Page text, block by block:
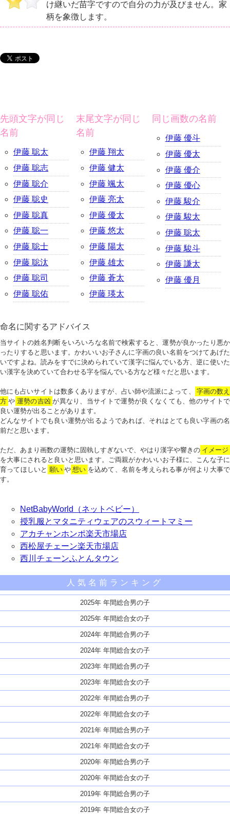
け継いだ苗字ですので自分の力が及びません。家
柄を象徴します。
先頭文字が同じ
名前
伊藤 聡太
伊藤 聡志
伊藤 聡介
伊藤 聡史
伊藤 聡真
伊藤 聡一
伊藤 聡士
伊藤 聡汰
伊藤 聡司
伊藤 聡佑
末尾文字が同じ
名前
伊藤 翔太
伊藤 健太
伊藤 颯太
伊藤 亮太
伊藤 優太
伊藤 悠太
伊藤 陽太
伊藤 雄太
伊藤 蒼太
伊藤 瑛太
同じ画数の名前
伊藤 優斗
伊藤 優太
伊藤 優介
伊藤 優心
伊藤 駿介
伊藤 駿太
伊藤 聡太
伊藤 駿斗
伊藤 謙太
伊藤 優月
命名に関するアドバイス
当サイトの姓名判断をいろいろな名前で検索すると、運勢が良かったり悪か
ったりすると思います。かわいいお子さんに字画の良い名前をつけてあげた
いですよね。読みをすでに決められていて漢字に悩んでいる方、逆に使いた
い漢字を決めていて合わせる字を悩んでいる方など様々だと思います。
他にも占いサイトは数多くありますが、占い師や流派によって、
字画の数え
方 や 運勢の吉凶 が異なり、当サイトで運勢が良くなくても、他のサイトで
良い運勢が出ることがあります。
どんなサイトでも良い運勢が出るようであれば、それはとても良い字画の名
前だと思います。
ただ、あまり画数の運勢に固執しすぎないで、やはり漢字や響きの イメージ
を大事にされると良いと思います。ご両親がかわいいお子様に、こんな子に
育ってほしいと 願い や 想い を込めて、名前を考えられる事が何より大事で
す。
NetBabyWorld（ネットベビー）
授乳服とマタニティウェアのスウィートマミー
アカチャンホンポ楽天市場店
西松屋チェーン楽天市場店
西川チェーンふとんタウン
人気名前ランキング
2025年 年間総合男の子
2025年 年間総合女の子
2024年 年間総合男の子
2024年 年間総合女の子
2023年 年間総合男の子
2023年 年間総合女の子
2022年 年間総合男の子
2022年 年間総合女の子
2021年 年間総合男の子
2021年 年間総合女の子
2020年 年間総合男の子
2020年 年間総合女の子
2019年 年間総合男の子
2019年 年間総合女の子